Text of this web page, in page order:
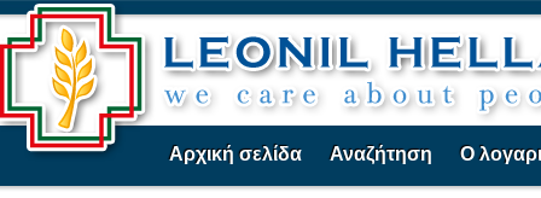
Αρχική σελίδα Αναζήτηση Ο